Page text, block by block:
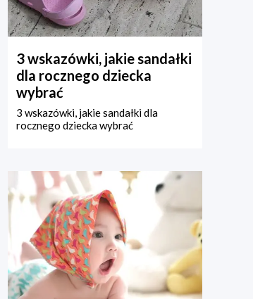
3 wskazówki, jakie sandałki
dla rocznego dziecka
wybrać
3 wskazówki, jakie sandałki dla
rocznego dziecka wybrać